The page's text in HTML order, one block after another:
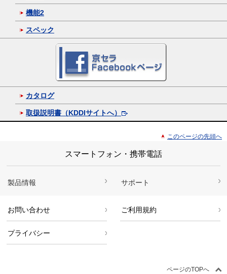
機能2
スペック
カタログ
取扱説明書（KDDIサイトへ）
このページの先頭へ
スマートフォン・携帯電話
製品情報 サポート
お問い合わせ ご利用規約
プライバシー
ページのTOPへ